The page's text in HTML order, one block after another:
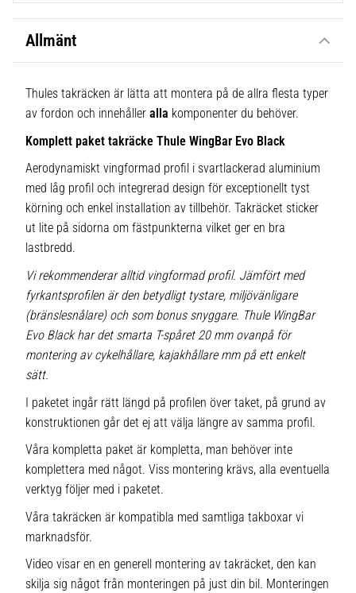
Allmänt
Thules takräcken är lätta att montera på de allra flesta typer
av fordon och innehåller alla komponenter du behöver.
Komplett paket takräcke Thule WingBar Evo Black
Aerodynamiskt vingformad profil i svartlackerad aluminium
med låg profil och integrerad design för exceptionellt tyst
körning och enkel installation av tillbehör. Takräcket sticker
ut lite på sidorna om fästpunkterna vilket ger en bra
lastbredd.
Vi rekommenderar alltid vingformad profil. Jämfört med
fyrkantsprofilen är den betydligt tystare, miljövänligare
(bränslesnålare) och som bonus snyggare. Thule WingBar
Evo Black har det smarta T-spåret 20 mm ovanpå för
montering av cykelhållare, kajakhållare mm på ett enkelt
sätt.
I paketet ingår rätt längd på profilen över taket, på grund av
konstruktionen går det ej att välja längre av samma profil.
Våra kompletta paket är kompletta, man behöver inte
komplettera med något. Viss montering krävs, alla eventuella
verktyg följer med i paketet.
Våra takräcken är kompatibla med samtliga takboxar vi
marknadsför.
Video visar en en generell montering av takräcket, den kan
skilja sig något från monteringen på just din bil. Monteringen